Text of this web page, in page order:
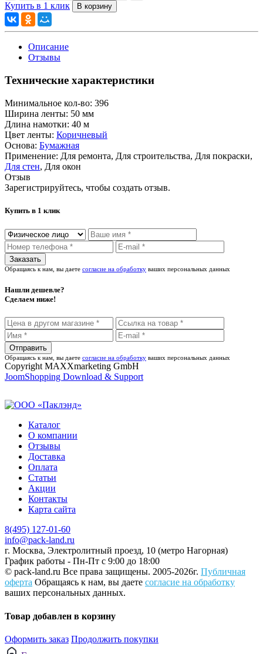
Купить в 1 клик
Описание
Отзывы
Технические характеристики
Минимальное кол-во: 396
Ширина ленты: 50 мм
Длина намотки: 40 м
Цвет ленты: Коричневый
Основа: Бумажная
Применение: Для ремонта, Для строительства, Для покраски,
Для стен, Для окон
Отзыв
Зарегистрируйтесь, чтобы создать отзыв.
Купить в 1 клик
Обращаясь к нам, вы даете согласие на обработку ваших персональных данных
Нашли дешевле?
Сделаем ниже!
Обращаясь к нам, вы даете согласие на обработку ваших персональных данных
Copyright MAXXmarketing GmbH
JoomShopping Download & Support
Каталог
О компании
Отзывы
Доставка
Оплата
Статьи
Акции
Контакты
Карта сайта
8(495) 127-01-60
info@pack-land.ru
г. Москва, Электролитный проезд, 10 (метро Нагорная)
График работы - Пн-Пт с 9:00 до 18:00
© pack-land.ru Все права защищены. 2005-2026г. Публичная
оферта Обращаясь к нам, вы даете согласие на обработку
ваших персональных данных.
Товар добавлен в корзину
Оформить заказ Продолжить покупки